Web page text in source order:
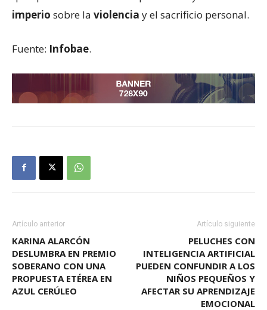
imperio sobre la violencia y el sacrificio personal.
Fuente: Infobae.
Artículo anterior
KARINA ALARCÓN
DESLUMBRA EN PREMIO
SOBERANO CON UNA
PROPUESTA ETÉREA EN
AZUL CERÚLEO
Artículo siguiente
PELUCHES CON
INTELIGENCIA ARTIFICIAL
PUEDEN CONFUNDIR A LOS
NIÑOS PEQUEÑOS Y
AFECTAR SU APRENDIZAJE
EMOCIONAL